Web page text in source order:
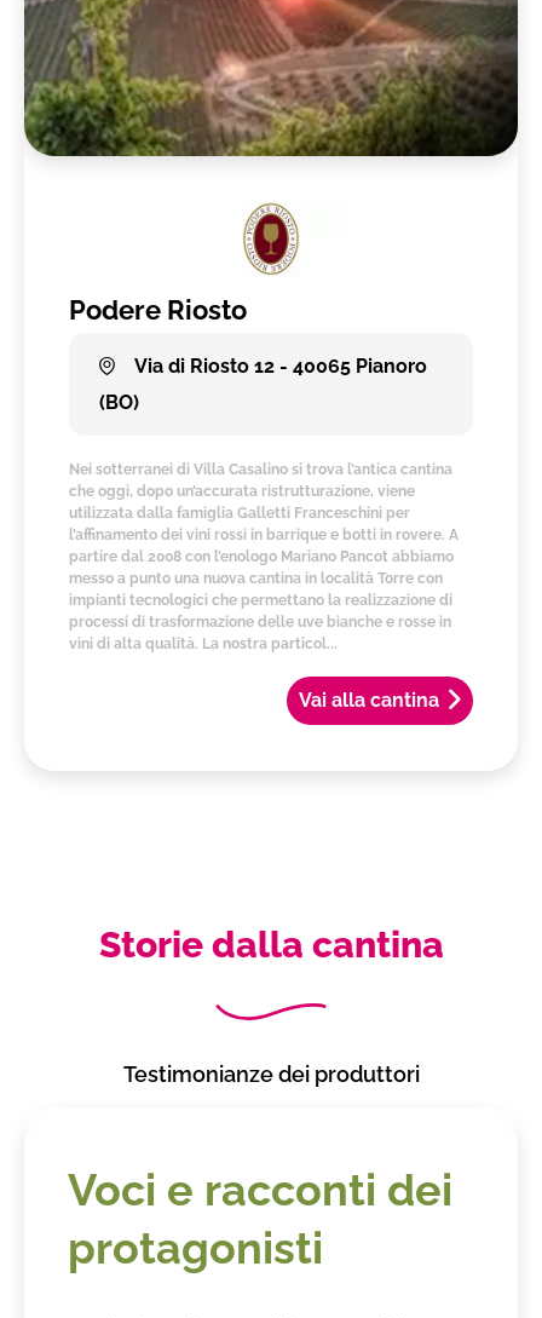
Podere Riosto
Via di Riosto 12 - 40065 Pianoro
(BO)
Vai alla cantina
Nei sotterranei di Villa Casalino si trova l’antica cantina
che oggi, dopo un’accurata ristrutturazione, viene
utilizzata dalla famiglia Galletti Franceschini per
l’affinamento dei vini rossi in barrique e botti in rovere. A
partire dal 2008 con l’enologo Mariano Pancot abbiamo
messo a punto una nuova cantina in località Torre con
impianti tecnologici che permettano la realizzazione di
processi di trasformazione delle uve bianche e rosse in
vini di alta qualità. La nostra particol...
Storie dalla cantina
Testimonianze dei produttori
Voci e racconti dei
protagonisti